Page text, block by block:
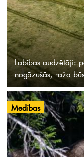
Labības audzētāji:
nogāzušās, raža
Medības